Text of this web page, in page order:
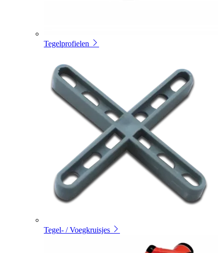
Tegelprofielen
Tegel- / Voegkruisjes